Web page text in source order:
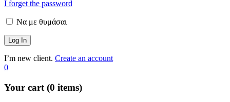
I forget the password
Να με θυμάσαι
I’m new client. Create an account
0
Your cart (0 items)